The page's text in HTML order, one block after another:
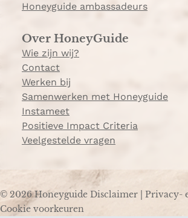
Honeyguide ambassadeurs
Over HoneyGuide
Wie zijn wij?
Contact
Werken bij
Samenwerken met Honeyguide
Instameet
Positieve Impact Criteria
Veelgestelde vragen
© 2026 Honeyguide Disclaimer Privacy-
Cookie voorkeuren